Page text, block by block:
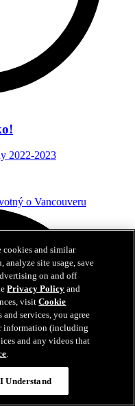
2022-2023
cookies and similar
site usage, save
on and off
Privacy Policy and
visitCookie
and services, you agree
information (including
and any videos that
.
I Understand